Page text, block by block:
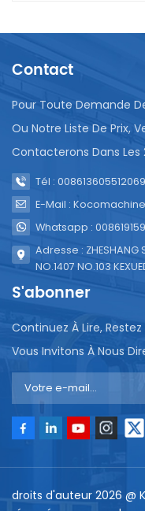
Contact
Pour Toute Demande
Ou Notre Liste De Prix,
Contacterons Dans Les
Tél : 008613605512069
E-Mail :
Whatsapp :
Adresse : ZHESHANG
NO.1407 NO.103
S'abonner
Continuez À Lire,
Vous Invitons À Nous
droits d'auteur 2026 @